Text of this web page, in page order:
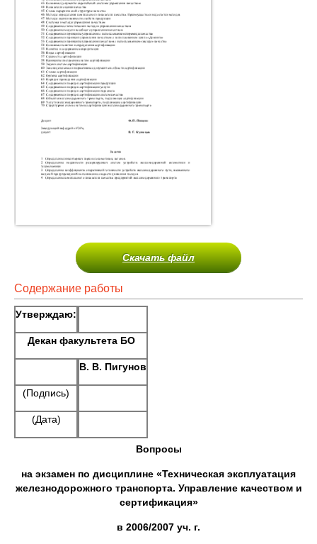
Скачать файл
Содержание работы
Утверждаю:
Декан факультета БО
В. В. Пигунов
(Подпись)
(Дата)
Вопросы
на экзамен по дисциплине «Техническая эксплуатация
железнодорожного транспорта. Управление качеством и
сертификация»
в 2006/2007 уч. г.